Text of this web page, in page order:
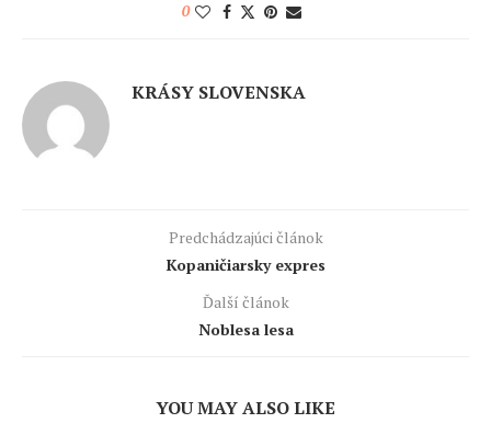
0
KRÁSY SLOVENSKA
Predchádzajúci článok
Kopaničiarsky expres
Ďalší článok
Noblesa lesa
YOU MAY ALSO LIKE